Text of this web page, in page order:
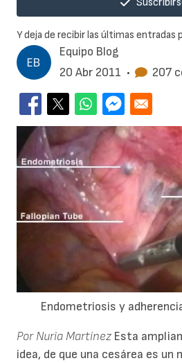
Equipo Blog
20 Abr 2011 • 207
Endometriosis y
Por Nuria Martínez Esta
idea, de que una cesárea es un
Y deja de recibir las últimas entradas